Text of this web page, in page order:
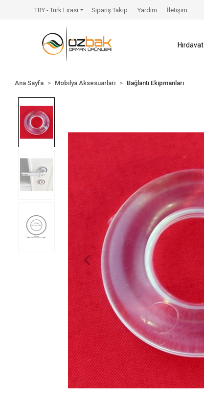
TRY - Türk Lirası Sipariş Takip Yardım İletişim
Hırdavat
Ana Sayfa Mobilya Aksesuarları Bağlantı Ekipmanları